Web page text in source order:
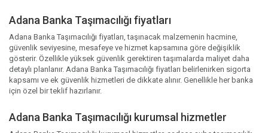
Adana Banka Taşımacılığı fiyatları
Adana Banka Taşımacılığı fiyatları, taşınacak malzemenin hacmine,
güvenlik seviyesine, mesafeye ve hizmet kapsamına göre değişiklik
gösterir. Özellikle yüksek güvenlik gerektiren taşımalarda maliyet daha
detaylı planlanır. Adana Banka Taşımacılığı fiyatları belirlenirken sigorta
kapsamı ve ek güvenlik hizmetleri de dikkate alınır. Genellikle her banka
için özel bir teklif hazırlanır.
Adana Banka Taşımacılığı kurumsal hizmetler